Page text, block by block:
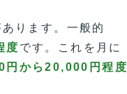
ります。一般的
度 です。これを月に
円から20,000円程度